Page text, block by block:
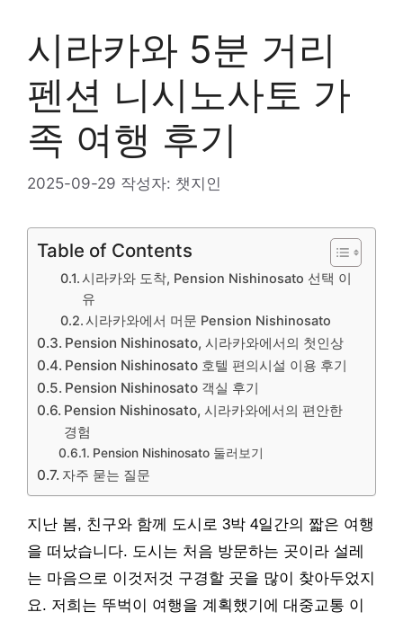
시라카와 5분 거리
펜션 니시노사토 가
족 여행 후기
2025-09-29 작성자: 챗지인
Table of Contents
시라카와 도착, Pension Nishinosato 선택 이
유
시라카와에서 머문 Pension Nishinosato
Pension Nishinosato, 시라카와에서의 첫인상
Pension Nishinosato 호텔 편의시설 이용 후기
Pension Nishinosato 객실 후기
Pension Nishinosato, 시라카와에서의 편안한
경험
Pension Nishinosato 둘러보기
자주 묻는 질문
지난 봄, 친구와 함께 도시로 3박 4일간의 짧은 여행
을 떠났습니다. 도시는 처음 방문하는 곳이라 설레
는 마음으로 이것저것 구경할 곳을 많이 찾아두었지
요. 저희는 뚜벅이 여행을 계획했기에 대중교통 이